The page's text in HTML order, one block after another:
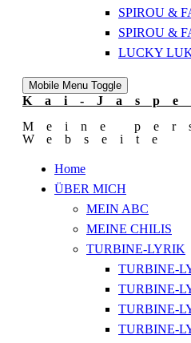
SPIROU &
SPIROU &
LUCKY
Mobile Menu Toggle
Kai-
Meine
Webseite
Home
ÜBER MICH
MEIN ABC
MEINE CHILIS
TURBINE-LYRIK
TURBINE-
TURBINE-
TURBINE-
TURBINE-